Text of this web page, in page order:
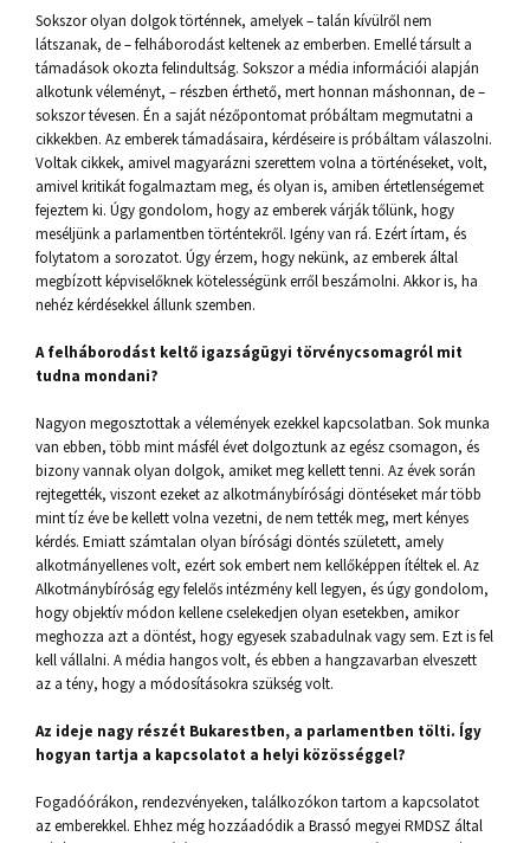
Sokszor olyan dolgok történnek, amelyek – talán kívülről nem
látszanak, de – felháborodást keltenek az emberben. Emellé társult a
támadások okozta felindultság. Sokszor a média információi alapján
alkotunk véleményt, – részben érthető, mert honnan máshonnan, de –
sokszor tévesen. Én a saját nézőpontomat próbáltam megmutatni a
cikkekben. Az emberek támadásaira, kérdéseire is próbáltam válaszolni.
Voltak cikkek, amivel magyarázni szerettem volna a történéseket, volt,
amivel kritikát fogalmaztam meg, és olyan is, amiben értetlenségemet
fejeztem ki. Úgy gondolom, hogy az emberek várják tőlünk, hogy
meséljünk a parlamentben történtekről. Igény van rá. Ezért írtam, és
folytatom a sorozatot. Úgy érzem, hogy nekünk, az emberek által
megbízott képviselőknek kötelességünk erről beszámolni. Akkor is, ha
nehéz kérdésekkel állunk szemben.
A felháborodást keltő igazságügyi törvénycsomagról mit
tudna mondani?
Nagyon megosztottak a vélemények ezekkel kapcsolatban. Sok munka
van ebben, több mint másfél évet dolgoztunk az egész csomagon, és
bizony vannak olyan dolgok, amiket meg kellett tenni. Az évek során
rejtegették, viszont ezeket az alkotmánybírósági döntéseket már több
mint tíz éve be kellett volna vezetni, de nem tették meg, mert kényes
kérdés. Emiatt számtalan olyan bírósági döntés született, amely
alkotmányellenes volt, ezért sok embert nem kellőképpen ítéltek el. Az
Alkotmánybíróság egy felelős intézmény kell legyen, és úgy gondolom,
hogy objektív módon kellene cselekedjen olyan esetekben, amikor
meghozza azt a döntést, hogy egyesek szabadulnak vagy sem. Ezt is fel
kell vállalni. A média hangos volt, és ebben a hangzavarban elveszett
az a tény, hogy a módosításokra szükség volt.
Az ideje nagy részét Bukarestben, a parlamentben tölti. Így
hogyan tartja a kapcsolatot a helyi közösséggel?
Fogadóórákon, rendezvényeken, találkozókon tartom a kapcsolatot
az emberekkel. Ehhez még hozzáadódik a Brassó megyei RMDSZ által